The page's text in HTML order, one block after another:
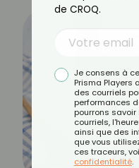
de CROQ.
Je consens à
Prisma Players
des courriels
performances
pourrons savoir
courriels,
ainsi que des
que vous
ces traceurs,
confidentialité.